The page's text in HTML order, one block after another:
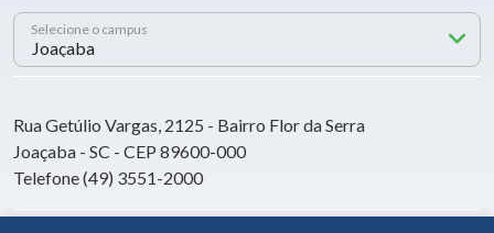
Selecione o campus
Rua Getúlio Vargas, 2125 - Bairro Flor da Serra
Joaçaba - SC - CEP 89600-000
Telefone (49) 3551-2000